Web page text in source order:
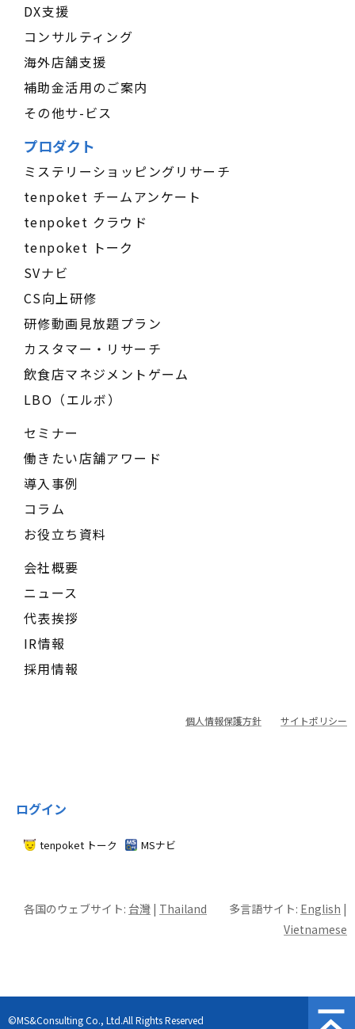
DX支援
コンサルティング
海外店舗支援
補助金活用のご案内
その他サ-ビス
プロダクト
ミステリーショッピングリサーチ
tenpoket チームアンケート
tenpoket クラウド
tenpoket トーク
SVナビ
CS向上研修
研修動画見放題プラン
カスタマー・リサーチ
飲食店マネジメントゲーム
LBO（エルボ）
セミナー
働きたい店舗アワード
導入事例
コラム
お役立ち資料
会社概要
ニュース
代表挨拶
IR情報
採用情報
個人情報保護方針 サイトポリシー
ログイン
tenpoket トーク MSナビ
各国のウェブサイト: 台灣 | Thailand 多言語サイト: English |
Vietnamese
©MS&Consulting Co., Ltd.All Rights Reserved